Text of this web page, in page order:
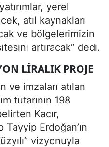
yerel
atıl kaynakları
ve bölgelerimizin
artıracak” dedi.
LIRALIK PROJE
ve imzaları atılan
tutarının 198
Kacır,
Tayyip Erdoğan’ın
vizyonuyla